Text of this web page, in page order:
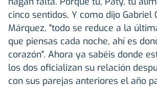
cinco sentidos. Y como dijo Gabriel
Márquez, "todo se reduce a la
que piensas cada noche, ahí es
corazón". Ahora ya sabéis donde
los dos oficializan su relación
con sus parejas anteriores el año